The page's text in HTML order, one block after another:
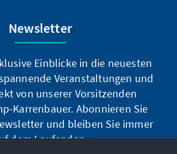
Newsletter
Einblicke in die neuesten
Veranstaltungen und
von unserer Vorsitzenden
Karrenbauer. Abonnieren Sie
und bleiben Sie immer
dem Laufenden.